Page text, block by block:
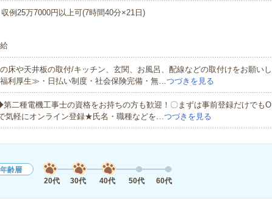
例25万7000円以上可(7時間40分×21日)
床や天井板の取付/キッチン、玄関、お風呂、配線などの取付けをお願いし
利厚生≫・日払い制度・社会保険完備・無…つづきを見る
二種電機工事士の資格をお持ちの方も歓迎！〇まずは事前登録だけでもO
気軽にオンライン登録★氏名・職種などを…つづきを見る
年齢層
20代
30代 40代 50代 60代